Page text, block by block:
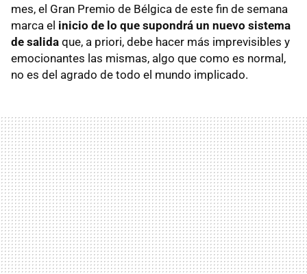
mes, el Gran Premio de Bélgica de este fin de semana
marca el inicio de lo que supondrá un nuevo sistema
de salida que, a priori, debe hacer más imprevisibles y
emocionantes las mismas, algo que como es normal,
no es del agrado de todo el mundo implicado.